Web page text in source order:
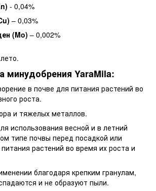
- 0,04%
– 0,03%
(Mo) – 0,002%
минудобрения YaraMila:
в почве для питания растений во
роста.
и тяжелых металлов.
использования весной и в летний
типе почвы перед посадкой или
растений во время их роста и
благодаря крепким гранулам,
и не образуют пыли.